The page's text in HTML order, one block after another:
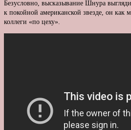
Безусловно, высказывание Шнура
к покойной американской звезде, он как
коллеги «по цеху».